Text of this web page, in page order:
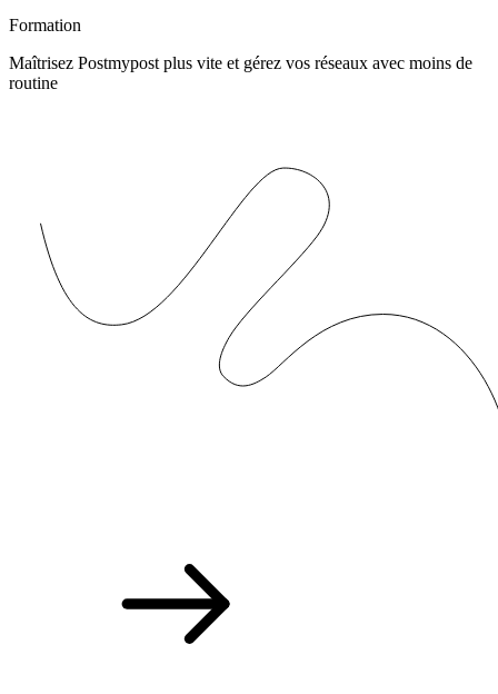
Formation
Maîtrisez Postmypost plus vite et gérez vos réseaux avec moins de
routine